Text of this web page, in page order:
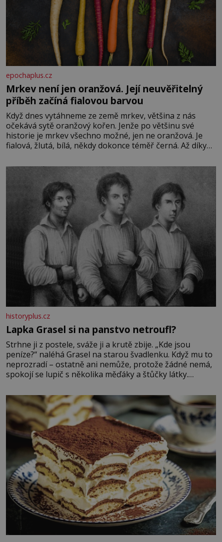
epochaplus.cz
Mrkev není jen oranžová. Její neuvěřitelný
příběh začíná fialovou barvou
Když dnes vytáhneme ze země mrkev, většina z nás
očekává sytě oranžový kořen. Jenže po většinu své
historie je mrkev všechno možné, jen ne oranžová. Je
fialová, žlutá, bílá, někdy dokonce téměř černá. Až díky
bez které si českou zahradu ani nedokážeme představit.
historyplus.cz
Lapka Grasel si na panstvo netroufl?
Strhne ji z postele, sváže ji a krutě zbije. „Kde jsou
peníze?“ naléhá Grasel na starou švadlenku. Když mu to
neprozradí – ostatně ani nemůže, protože žádné nemá,
spokojí se lupič s několika měďáky a štůčky látky.
krutý. Jeho činy budí hrůzu ještě dlouho po jeho smrti